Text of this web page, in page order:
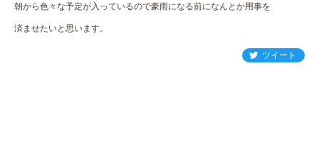
朝から色々な予定が入っているので豪雨になる前になんとか用事を
済ませたいと思います。
ツイート